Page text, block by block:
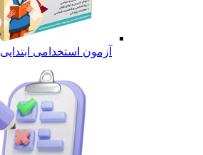
آزمون استخدامی ابتدایی